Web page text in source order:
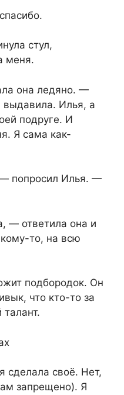
стул,
меня.
она ледяно. —
Илья, а
подруге. И
Я сама как-
попросил Илья. —
— ответила она и
то, на всю
подбородок. Он
что кто-то за
сделала своё. Нет,
запрещено). Я